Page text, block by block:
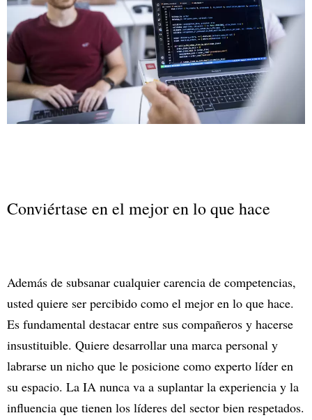
Conviértase en el mejor en lo que hace
Además de subsanar cualquier carencia de competencias,
usted quiere ser percibido como el mejor en lo que hace.
Es fundamental destacar entre sus compañeros y hacerse
insustituible. Quiere desarrollar una marca personal y
labrarse un nicho que le posicione como experto líder en
su espacio. La IA nunca va a suplantar la experiencia y la
influencia que tienen los líderes del sector bien respetados.